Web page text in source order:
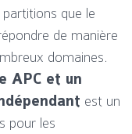
que le
de manière
domaines.
APC et un
est un
pour les